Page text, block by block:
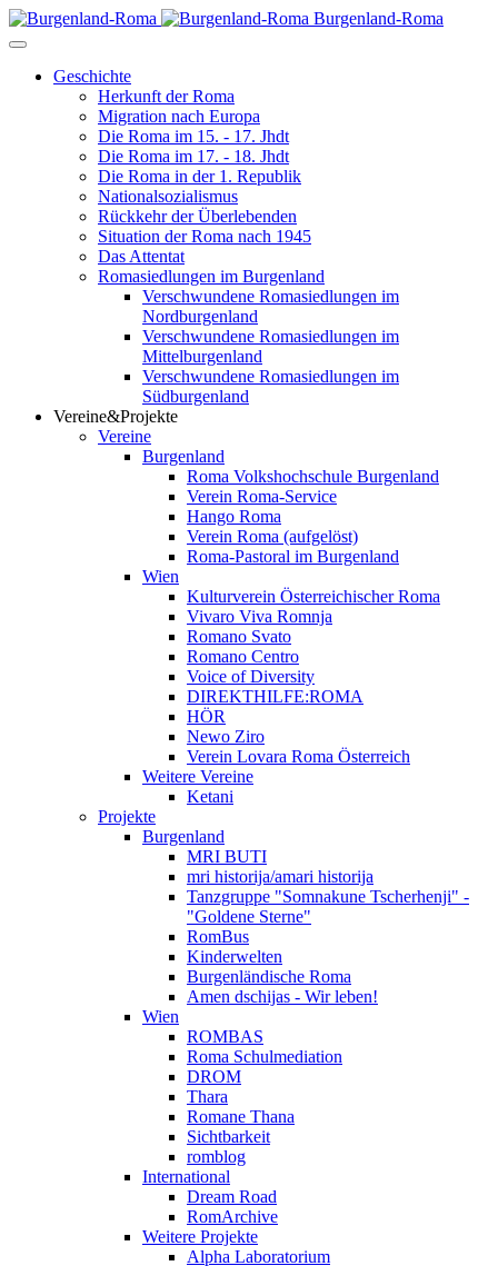
Burgenland-Roma
Geschichte
Herkunft der Roma
Migration nach Europa
Die Roma im 15. - 17. Jhdt
Die Roma im 17. - 18. Jhdt
Die Roma in der 1. Republik
Nationalsozialismus
Rückkehr der Überlebenden
Situation der Roma nach 1945
Das Attentat
Romasiedlungen im Burgenland
Verschwundene Romasiedlungen im
Nordburgenland
Verschwundene Romasiedlungen im
Mittelburgenland
Verschwundene Romasiedlungen im
Südburgenland
Vereine&Projekte
Vereine
Burgenland
Roma Volkshochschule Burgenland
Verein Roma-Service
Hango Roma
Verein Roma (aufgelöst)
Roma-Pastoral im Burgenland
Wien
Kulturverein Österreichischer Roma
Vivaro Viva Romnja
Romano Svato
Romano Centro
Voice of Diversity
DIREKTHILFE:ROMA
HÖR
Newo Ziro
Verein Lovara Roma Österreich
Weitere Vereine
Ketani
Projekte
Burgenland
MRI BUTI
mri historija/amari historija
Tanzgruppe "Somnakune Tscherhenji" -
"Goldene Sterne"
RomBus
Kinderwelten
Burgenländische Roma
Amen dschijas - Wir leben!
Wien
ROMBAS
Roma Schulmediation
DROM
Thara
Romane Thana
Sichtbarkeit
romblog
International
Dream Road
RomArchive
Weitere Projekte
Alpha Laboratorium